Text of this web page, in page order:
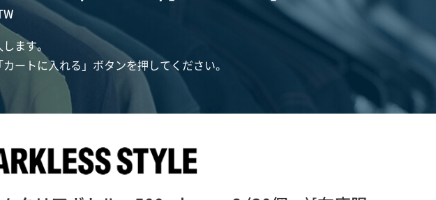
ます。
ートに入れる」ボタンを押してください。